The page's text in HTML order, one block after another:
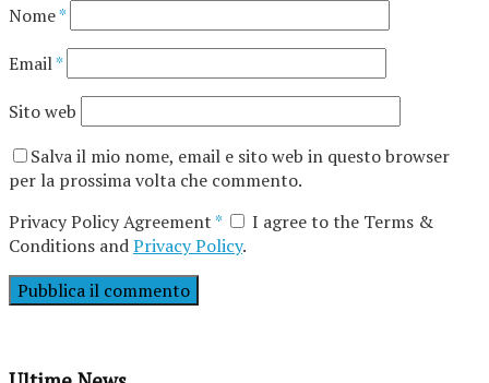
Nome*
Email*
Sito web
Salva il mio nome, email e sito web in questo browser
per la prossima volta che commento.
Privacy Policy Agreement*
I agree to the Terms &
Conditions andPrivacy Policy.